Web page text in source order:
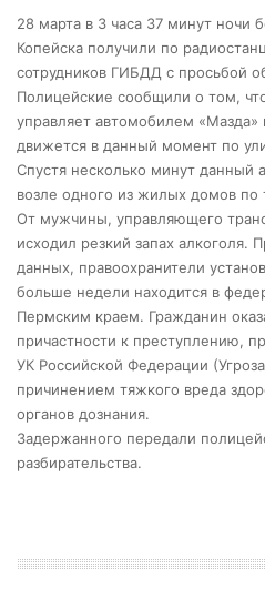
28 марта в 3 часа 37 минут ночи
Копейска получили по
сотрудников ГИБДД с просьбой
Полицейские сообщили о том,
управляет автомобилем «Мазда»
движется в данный момент по
Спустя несколько минут данный
возле одного из жилых домов по
От мужчины, управляющего
исходил резкий запах алкоголя.
данных, правоохранители
больше недели находится в
Пермским краем. Гражданин
причастности к преступлению,
УК Российской Федерации
причинением тяжкого вреда
органов дознания.
Задержанного передали
разбирательства.